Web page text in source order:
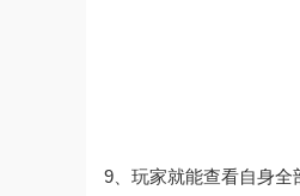
9、玩家就能查看自身全